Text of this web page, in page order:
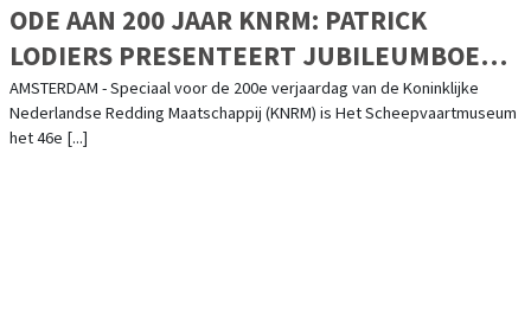
ODE AAN 200 JAAR KNRM: PATRICK
LODIERS PRESENTEERT JUBILEUMBOEK
EN ONTHULT UNIEKE POSTNL POSTZEGEL
VANUIT HET SCHEEPVAARTMUSEUM
AMSTERDAM - Speciaal voor de 200e verjaardag van de Koninklijke
Nederlandse Redding Maatschappij (KNRM) is Het Scheepvaartmuseum
het 46e [...]